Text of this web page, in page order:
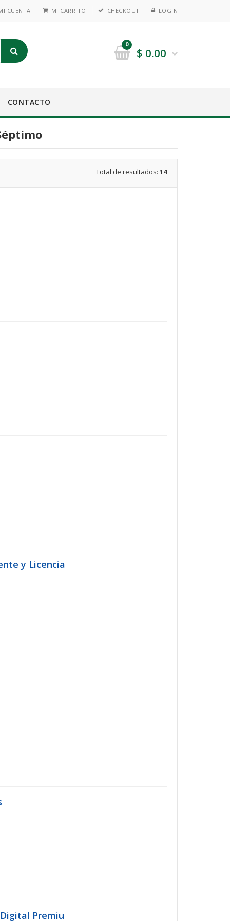
CUENTA MI CARRITO CHECKOUT LOGIN
0
$ 0.00
CONTACTO
Total de resultados: 14
y Licencia
Premiu